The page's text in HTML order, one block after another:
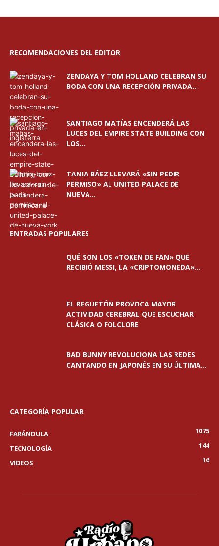
RECOMENDACIONES DEL EDITOR
ZENDAYA Y TOM HOLLAND CELEBRAN SU
BODA CON UNA RECEPCIÓN PRIVADA...
SANTIAGO MATÍAS ENCENDERÁ LAS
LUCES DEL EMPIRE STATE BUILDING CON
LOS...
TANIA BÁEZ LLEVARÁ «SIN PEDIR
PERMISO» AL UNITED PALACE DE
NUEVA...
ENTRADAS POPULARES
QUÉ SON LOS «TOKEN DE FAN» QUE
RECIBIÓ MESSI, LA «CRIPTOMONEDA»...
EL REGUETÓN PROVOCA MAYOR
ACTIVIDAD CEREBRAL QUE ESCUCHAR
CLÁSICA O FOLCLORE
BAD BUNNY REVOLUCIONA LAS REDES
CANTANDO EN JAPONÉS EN SU ÚLTIMA...
CATEGORÍA POPULAR
FARÁNDULA
1075
TECNOLOGÍA
144
VIDEOS
16